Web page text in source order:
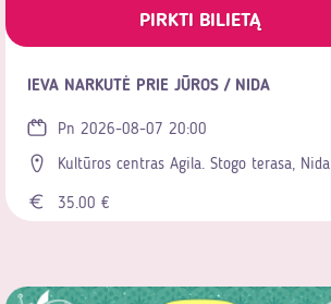
PIRKTI BILIETĄ
IEVA NARKUTĖ PRIE JŪROS / NIDA
Pn 2026-08-07 20:00
Kultūros centras Agila. Stogo terasa, Nida
35.00 €